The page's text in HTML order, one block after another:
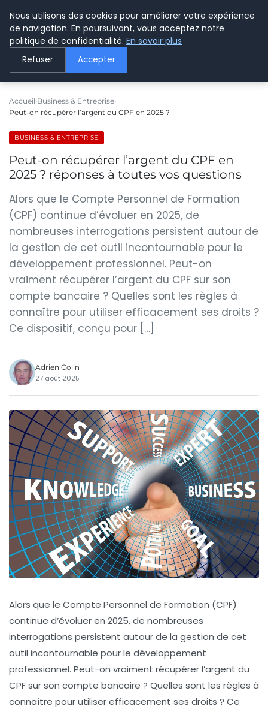
LE WEBMARKETING
Accueil Business & Entreprise
Peut-on récupérer l’argent du CPF en 2025 ?
BUSINESS & ENTREPRISE
Peut-on récupérer l’argent du CPF en
2025 ? réponses à toutes vos questions
Alors que le Compte Personnel de Formation
(CPF) continue d’évoluer en 2025, de
nombreuses interrogations persistent autour de
la gestion de cet outil incontournable pour le
développement professionnel. Peut-on
vraiment récupérer l’argent du CPF sur son
compte bancaire ? Quelles sont les règles à
connaître pour utiliser efficacement ses droits ?
Ce dispositif, conçu pour […]
Adrien Colin
27 août 2025
Alors que le Compte Personnel de Formation (CPF)
continue d’évoluer en 2025, de nombreuses
interrogations persistent autour de la gestion de cet
outil incontournable pour le développement
professionnel. Peut-on vraiment récupérer l’argent du
CPF sur son compte bancaire ? Quelles sont les règles à
connaître pour utiliser efficacement ses droits ? Ce
Nous utilisons des cookies pour améliorer votre expérience
de navigation. En poursuivant, vous acceptez notre
politique de confidentialité. En savoir plus
Refuser Accepter